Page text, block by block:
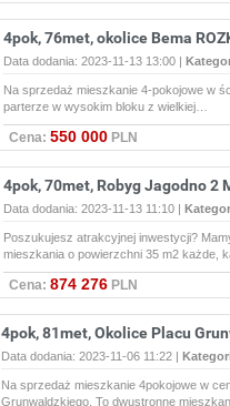
4pok, 76met, okolice Bema
Data dodania: 2023-11-13 13:00 |
Na sprzedaż mieszkanie 4-pokojowe w
parterze w wysokim bloku z wielkiej…
Cena: 550 000PLN
4pok, 70met, Robyg Jagodno 2
Data dodania: 2023-11-13 11:10 |
Poszukujesz atrakcyjnej inwestycji?
mieszkania o powierzchni 35 m2 każde,
Cena: 874 276PLN
4pok, 81met, Okolice Placu
Data dodania: 2023-11-06 11:22 |
Na sprzedaż mieszkanie 4pokojowe w
Grunwaldzkiego. To dwustronne